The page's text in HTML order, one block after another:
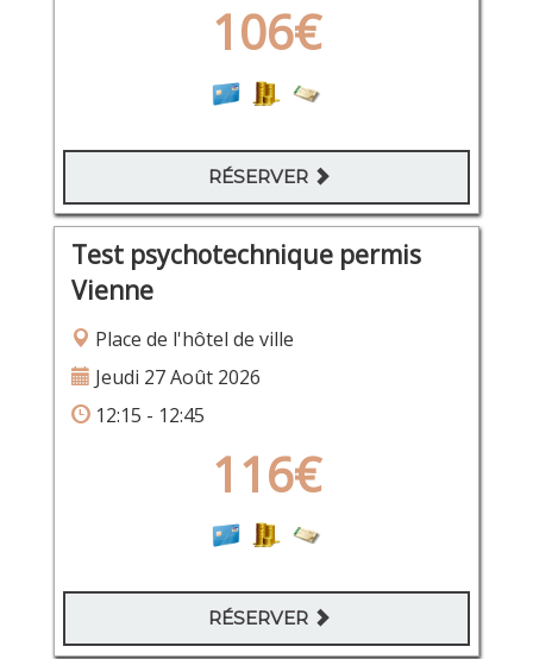
106€
RÉSERVER
Test psychotechnique permis
Vienne
Place de l'hôtel de ville
Jeudi 27 Août 2026
12:15 - 12:45
116€
RÉSERVER